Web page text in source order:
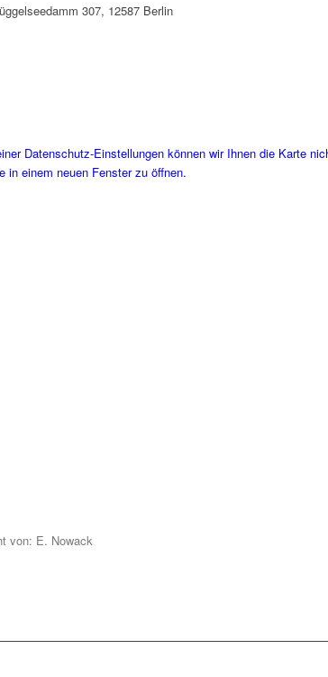
307, 12587 Berlin
Datenschutz-Einstellungen können wir Ihnen die Karte
in einem neuen Fenster zu öffnen.
von: E. Nowack